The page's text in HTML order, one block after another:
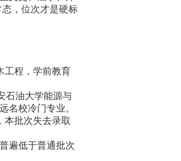
，位次才是硬标
工程，学前教育
石油大学能源与
名校冷门专业。
批次失去录取
遍低于普通批次